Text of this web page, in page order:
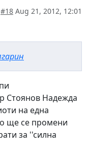
#18 Aug 21, 2012, 12:01
Стоянов Надежда
на една
ще се промени
за ''силна